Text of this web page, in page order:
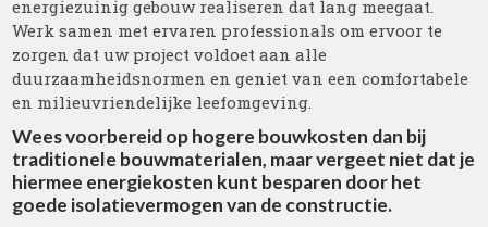
energiezuinig gebouw realiseren dat lang meegaat.
Werk samen met ervaren professionals om ervoor te
zorgen dat uw project voldoet aan alle
duurzaamheidsnormen en geniet van een comfortabele
en milieuvriendelijke leefomgeving.
Wees voorbereid op hogere bouwkosten dan bij
traditionele bouwmaterialen, maar vergeet niet dat je
hiermee energiekosten kunt besparen door het
goede isolatievermogen van de constructie.